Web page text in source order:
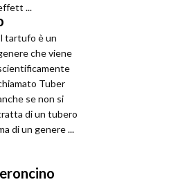
...
tartufo è un
che viene
Tuber
se non si
di un tubero
di un genere ...